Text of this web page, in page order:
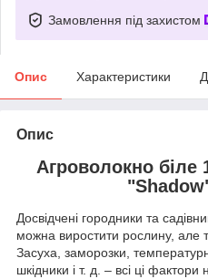
Замовлення під захистом
Опис Характеристики
Опис
Агроволокно біле
Досвідчені городники та
можна виростити рослину, але
Засуха, заморозки,
шкідники і т. д. – всі ці